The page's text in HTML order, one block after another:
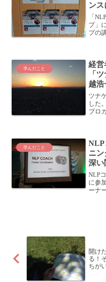
ン
「
プ」
プの
開催
学んだこと
経営
「
越浩
日で
ツナ
した
ブロ
学んだこと
NLP
ニ
深い
NLP
に参
ーナ
開け
る！
ちが